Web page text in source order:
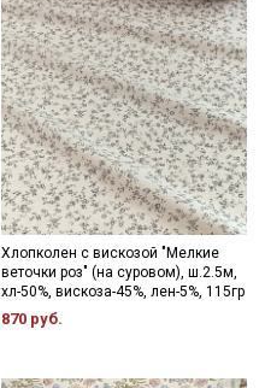
Хлопколен с вискозой "Мелкие
веточки роз" (на суровом), ш.2.5м,
хл-50%, вискоза-45%, лен-5%, 115гр
870 руб.